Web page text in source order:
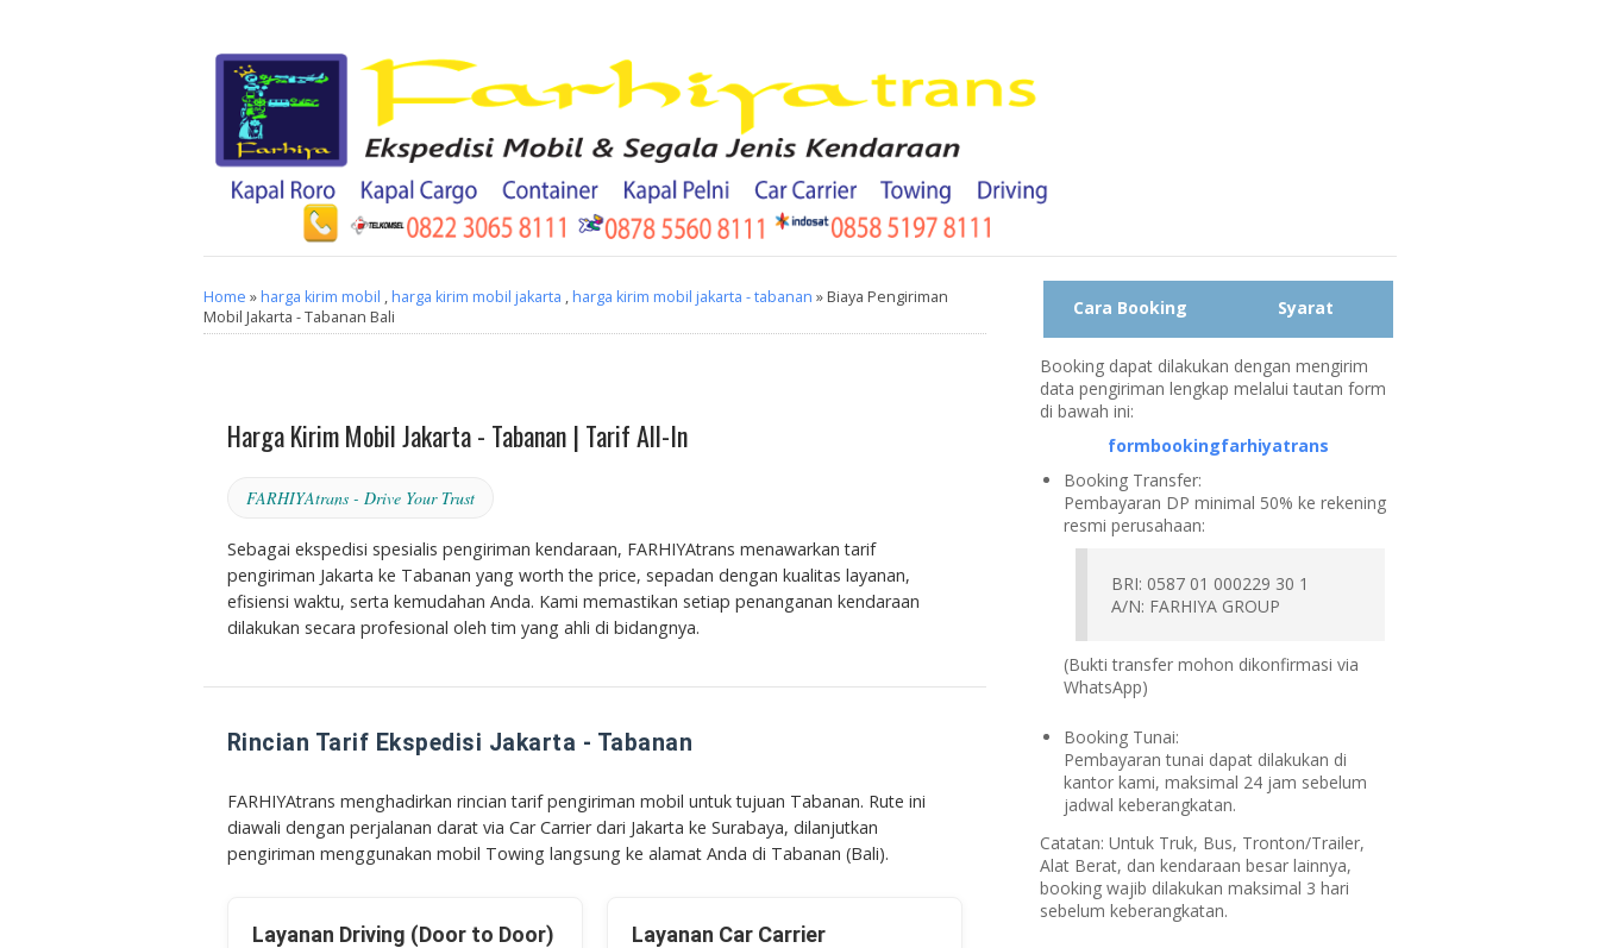
Home »harga kirim mobil ,harga kirim mobil jakarta ,harga kirim mobil jakarta - tabanan » Biaya Pengiriman
Mobil Jakarta - Tabanan Bali
Harga Kirim Mobil Jakarta - Tabanan | Tarif All-In
FARHIYAtrans - Drive Your Trust
Sebagai ekspedisi spesialis pengiriman kendaraan, FARHIYAtrans menawarkan tarif
pengiriman Jakarta ke Tabanan yang worth the price, sepadan dengan kualitas layanan,
efisiensi waktu, serta kemudahan Anda. Kami memastikan setiap penanganan kendaraan
dilakukan secara profesional oleh tim yang ahli di bidangnya.
Rincian Tarif Ekspedisi Jakarta - Tabanan
FARHIYAtrans menghadirkan rincian tarif pengiriman mobil untuk tujuan Tabanan. Rute ini
diawali dengan perjalanan darat via Car Carrier dari Jakarta ke Surabaya, dilanjutkan
pengiriman menggunakan mobil Towing langsung ke alamat Anda di Tabanan (Bali).
Layanan Driving (Door to Door) Layanan Car Carrier
Cara Booking Syarat
Booking dapat dilakukan dengan mengirim
data pengiriman lengkap melalui tautan form
di bawah ini:
formbookingfarhiyatrans
Booking Transfer:
Pembayaran DP minimal 50% ke rekening
resmi perusahaan:
BRI: 0587 01 000229 30 1
A/N: FARHIYA GROUP
(Bukti transfer mohon dikonfirmasi via
WhatsApp)
Booking Tunai:
Pembayaran tunai dapat dilakukan di
kantor kami, maksimal 24 jam sebelum
jadwal keberangkatan.
Catatan: Untuk Truk, Bus, Tronton/Trailer,
Alat Berat, dan kendaraan besar lainnya,
booking wajib dilakukan maksimal 3 hari
sebelum keberangkatan.